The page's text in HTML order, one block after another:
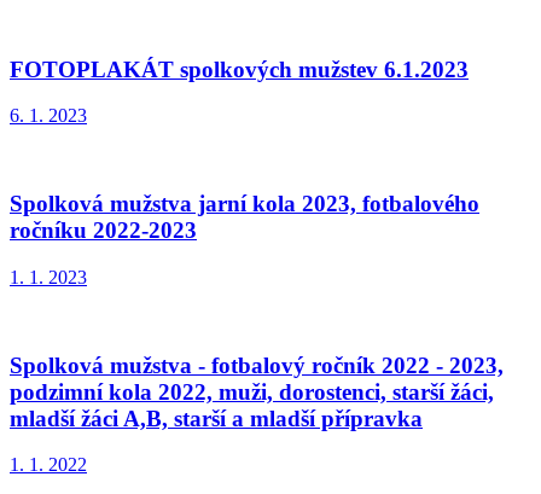
FOTOPLAKÁT spolkových mužstev 6.1.2023
6. 1. 2023
Spolková mužstva jarní kola 2023, fotbalového
ročníku 2022-2023
1. 1. 2023
Spolková mužstva - fotbalový ročník 2022 - 2023,
podzimní kola 2022, muži, dorostenci, starší žáci,
mladší žáci A,B, starší a mladší přípravka
1. 1. 2022